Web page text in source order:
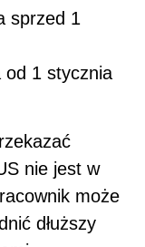
sprzed 1
od 1 stycznia
nie jest w
może
dłuższy